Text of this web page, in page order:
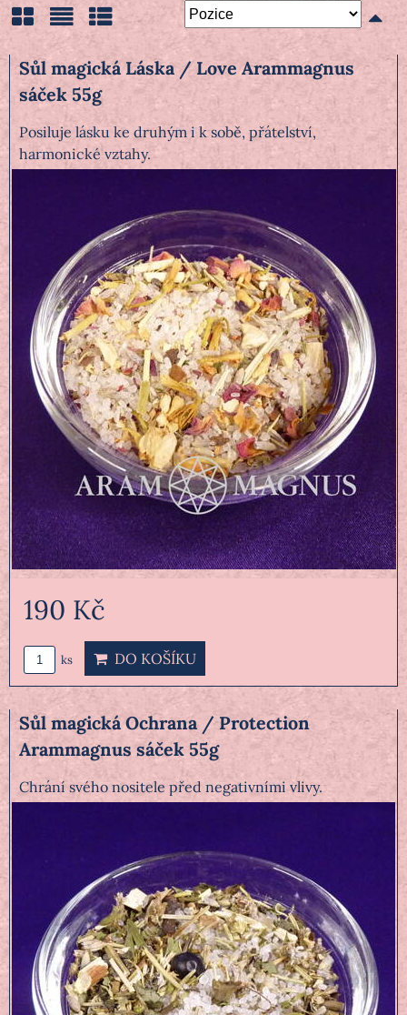
MřížkaSeznamTabulka
Sůl magická Láska / Love Arammagnus
sáček 55g
Posiluje lásku ke druhým i k sobě, přátelství,
harmonické vztahy.
190 Kč
ks DO KOŠÍKU
Sůl magická Ochrana / Protection
Arammagnus sáček 55g
Chrání svého nositele před negativními vlivy.